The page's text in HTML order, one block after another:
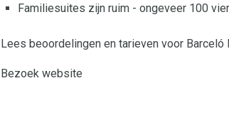
Familiesuites zijn ruim - ongeveer 100
Lees beoordelingen en tarieven voor Barceló
Bezoek website